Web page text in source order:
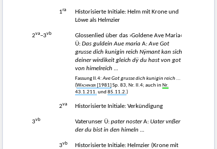
1ra
Historisierte Initiale: Helm mit Krone und
Löwe als Helmzier
2va−3vb
Glossenlied über das ›Goldene Ave Maria‹
Ü: Das guldein Aue maria A:Ave Got
grusse dich kunigin reich Nÿmant kan sich
deiner wirdikeit gleich dÿ du hast von got
von himelreich ...
Fassung II.4:Ave Got grusse dich kunigin reich ...
(Wachinger [1981] Sp. 83, Nr. II.4; auch in Nr.
43.1.211. und 85.11.2.)
2va Historisierte Initiale: Verkündigung
3vb Vaterunser Ü: pater nosterA: Uater vnßer
der du bist in den himeln ...
3vb
Historisierte Initiale: Helmzier (Krone mit